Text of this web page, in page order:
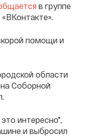
в группе
помощи и
области
Соборной
интересно",
и выбросил